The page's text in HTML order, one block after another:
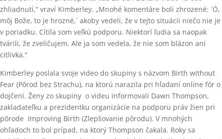
zhliadnutí,“ vraví Kimberley. „Mnohé komentáre boli zhrozené: ´Ó,
môj Bože, to je hrozné,´ akoby vedeli, že v tejto situácii niečo nie je
v poriadku. Cítila som veľkú podporu. Niektorí ľudia sa naopak
tvárili, že zveličujem. Ale ja som vedela, že nie som blázon ani
citlivka.“
Kimberley poslala svoje video do skupiny s názvom Birth without
Fear (Pôrod bez Strachu), na ktorú narazila pri hľadaní online fór o
dojčení. Ženy zo skupiny o videu informovali Dawn Thompson,
zakladateľku a prezidentku organizácie na podporu práv žien pri
pôrode Improving Birth (Zlepšovanie pôrodu). V mnohých
ohľadoch to bol prípad, na ktorý Thompson čakala. Roky sa